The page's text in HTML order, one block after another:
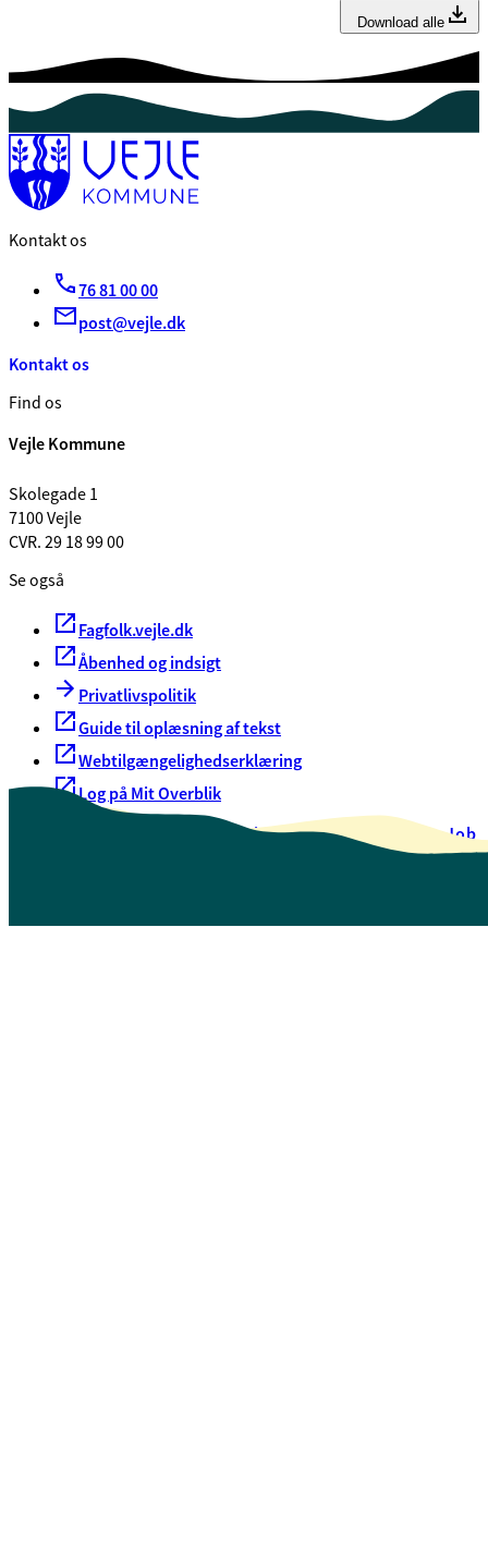
Download alle
Kontakt os
76 81 00 00
post@vejle.dk
Kontakt os
Find os
Vejle Kommune
Skolegade 1
7100 Vejle
CVR. 29 18 99 00
Se også
Fagfolk.vejle.dk
Åbenhed og indsigt
Privatlivspolitik
Guide til oplæsning af tekst
Webtilgængelighedserklæring
Log på Mit Overblik
Oversigt over selvbetjeningJob